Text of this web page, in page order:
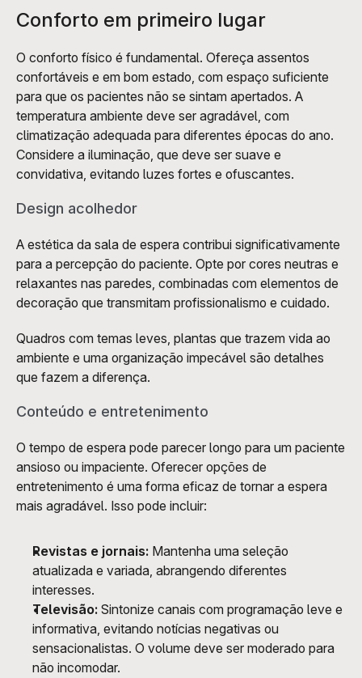
Conforto em primeiro lugar
O conforto físico é fundamental. Ofereça assentos
confortáveis e em bom estado, com espaço suficiente
para que os pacientes não se sintam apertados. A
temperatura ambiente deve ser agradável, com
climatização adequada para diferentes épocas do ano.
Considere a iluminação, que deve ser suave e
convidativa, evitando luzes fortes e ofuscantes.
Design acolhedor
A estética da sala de espera contribui significativamente
para a percepção do paciente. Opte por cores neutras e
relaxantes nas paredes, combinadas com elementos de
decoração que transmitam profissionalismo e cuidado.
Quadros com temas leves, plantas que trazem vida ao
ambiente e uma organização impecável são detalhes
que fazem a diferença.
Conteúdo e entretenimento
O tempo de espera pode parecer longo para um paciente
ansioso ou impaciente. Oferecer opções de
entretenimento é uma forma eficaz de tornar a espera
mais agradável. Isso pode incluir:
Revistas e jornais: Mantenha uma seleção
atualizada e variada, abrangendo diferentes
interesses.
Televisão: Sintonize canais com programação leve e
informativa, evitando notícias negativas ou
sensacionalistas. O volume deve ser moderado para
não incomodar.